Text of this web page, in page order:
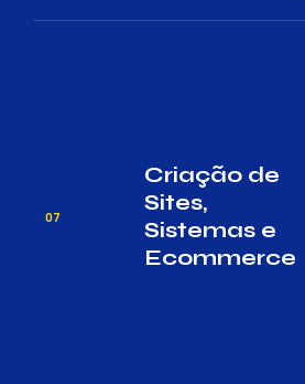
07
Criação de
Sites,
Sistemas e
Ecommerce